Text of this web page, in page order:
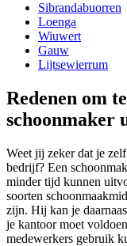
Sibrandabuorren
Loenga
Wiuwert
Gauw
Lijtsewierrum
Redenen om
schoonmaker
Weet jij zeker dat je
bedrijf? Een
minder tijd kunnen
soorten
zijn. Hij kan je
je kantoor moet
medewerkers gebruik